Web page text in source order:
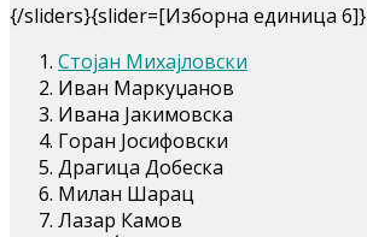
{/sliders}{slider=[Изборна единица 6]}
Стојан Михајловски
Иван Маркуџанов
Ивана Јакимовска
Горан Јосифовски
Драгица Добеска
Милан Шарац
Лазар Камов